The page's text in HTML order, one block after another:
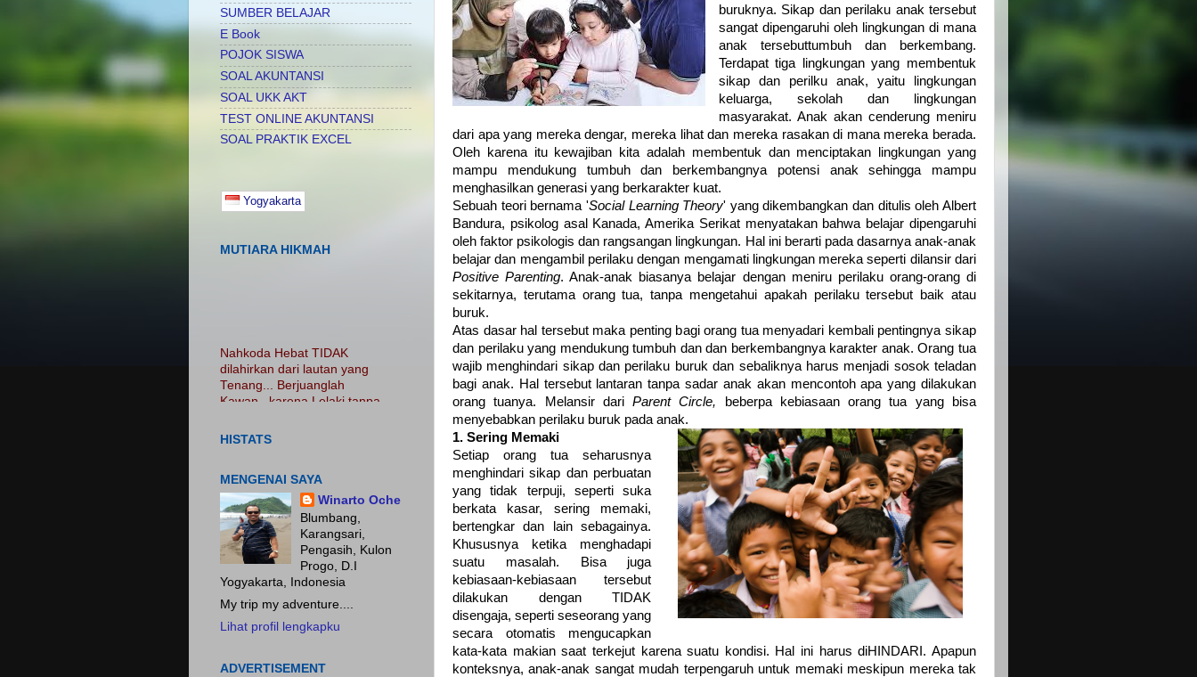
buruknya. Sikap dan perilaku anak tersebut
sangat dipengaruhi oleh lingkungan di mana
anak tersebuttumbuh dan berkembang.
Terdapat tiga lingkungan yang membentuk
sikap dan perilku anak, yaitu lingkungan
keluarga, sekolah dan lingkungan
masyarakat. Anak akan cenderung meniru
dari apa yang mereka dengar, mereka lihat dan mereka rasakan di mana mereka berada.
Oleh karena itu kewajiban kita adalah membentuk dan menciptakan lingkungan yang
mampu mendukung tumbuh dan berkembangnya potensi anak sehingga mampu
menghasilkan generasi yang berkarakter kuat.
Sebuah teori bernama 'Social Learning Theory' yang dikembangkan dan ditulis oleh Albert
Bandura, psikolog asal Kanada, Amerika Serikat menyatakan bahwa belajar dipengaruhi
oleh faktor psikologis dan rangsangan lingkungan. Hal ini berarti pada dasarnya anak-anak
belajar dan mengambil perilaku dengan mengamati lingkungan mereka seperti dilansir dari
Positive Parenting. Anak-anak biasanya belajar dengan meniru perilaku orang-orang di
sekitarnya, terutama orang tua, tanpa mengetahui apakah perilaku tersebut baik atau
buruk.
Atas dasar hal tersebut maka penting bagi orang tua menyadari kembali pentingnya sikap
dan perilaku yang mendukung tumbuh dan dan berkembangnya karakter anak. Orang tua
wajib menghindari sikap dan perilaku buruk dan sebaliknya harus menjadi sosok teladan
bagi anak. Hal tersebut lantaran tanpa sadar anak akan mencontoh apa yang dilakukan
orang tuanya. Melansir dariParent Circle, beberpa kebiasaan orang tua yang bisa
menyebabkan perilaku buruk pada anak.
1. Sering Memaki
Setiap orang tua seharusnya
menghindari sikap dan perbuatan
yang tidak terpuji, seperti suka
berkata kasar, sering memaki,
bertengkar dan lain sebagainya.
Khususnya ketika menghadapi
suatu masalah. Bisa juga
kebiasaan-kebiasaan tersebut
dilakukan dengan TIDAK
disengaja, seperti seseorang yang
secara otomatis mengucapkan
kata-kata makian saat terkejut karena suatu kondisi. Hal ini harus diHINDARI. Apapun
konteksnya, anak-anak sangat mudah terpengaruh untuk memaki meskipun mereka tak
SUMBER BELAJAR
E Book
POJOK SISWA
SOAL AKUNTANSI
SOAL UKK AKT
TEST ONLINE AKUNTANSI
SOAL PRAKTIK EXCEL
Yogyakarta
MUTIARA HIKMAH
dilahirkan dari lautan yang
Tenang... Berjuanglah
Kawan.. karena Lelaki tanpa
luka adalah Lelaki Tanpa
PROSES.. Jangan Hanya
HISTATS
MENGENAI SAYA
Winarto Oche
Blumbang,
Karangsari,
Pengasih, Kulon
Progo, D.I
Yogyakarta, Indonesia
My trip my adventure....
Lihat profil lengkapku
ADVERTISEMENT